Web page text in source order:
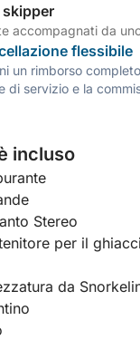
accompagnati da
flessibile
un rimborso
di servizio e la
incluso
Stereo
per il
da